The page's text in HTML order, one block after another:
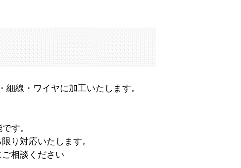
線・ワイヤに加工いたします。
す。
り対応いたします。
相談ください